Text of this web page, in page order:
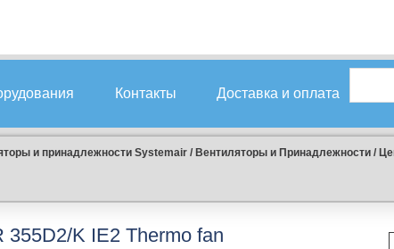
Контакты Доставка и оплата
и принадлежности Systemair / Вентиляторы и Принадлежности /
355D2/K IE2 Thermo fan